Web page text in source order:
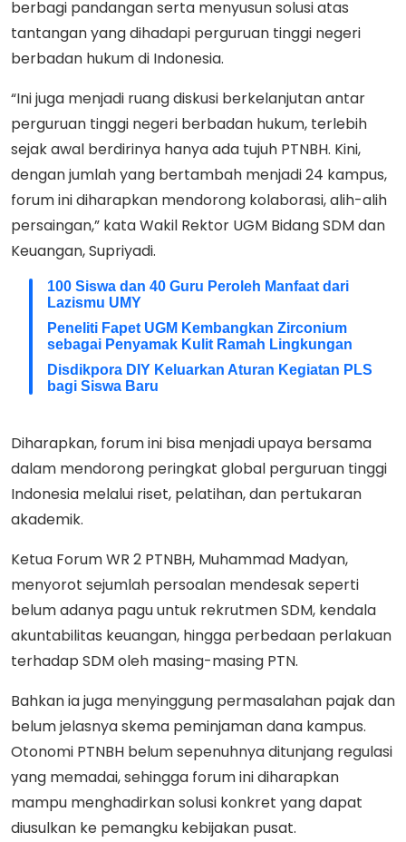
berbagi pandangan serta menyusun solusi atas
tantangan yang dihadapi perguruan tinggi negeri
berbadan hukum di Indonesia.
“Ini juga menjadi ruang diskusi berkelanjutan antar
perguruan tinggi negeri berbadan hukum, terlebih
sejak awal berdirinya hanya ada tujuh PTNBH. Kini,
dengan jumlah yang bertambah menjadi 24 kampus,
forum ini diharapkan mendorong kolaborasi, alih-alih
persaingan,” kata Wakil Rektor UGM Bidang SDM dan
Keuangan, Supriyadi.
100 Siswa dan 40 Guru Peroleh Manfaat dari
Lazismu UMY
Peneliti Fapet UGM Kembangkan Zirconium
sebagai Penyamak Kulit Ramah Lingkungan
Disdikpora DIY Keluarkan Aturan Kegiatan PLS
bagi Siswa Baru
Diharapkan, forum ini bisa menjadi upaya bersama
dalam mendorong peringkat global perguruan tinggi
Indonesia melalui riset, pelatihan, dan pertukaran
akademik.
Ketua Forum WR 2 PTNBH, Muhammad Madyan,
menyorot sejumlah persoalan mendesak seperti
belum adanya pagu untuk rekrutmen SDM, kendala
akuntabilitas keuangan, hingga perbedaan perlakuan
terhadap SDM oleh masing-masing PTN.
Bahkan ia juga menyinggung permasalahan pajak dan
belum jelasnya skema peminjaman dana kampus.
Otonomi PTNBH belum sepenuhnya ditunjang regulasi
yang memadai, sehingga forum ini diharapkan
mampu menghadirkan solusi konkret yang dapat
diusulkan ke pemangku kebijakan pusat.